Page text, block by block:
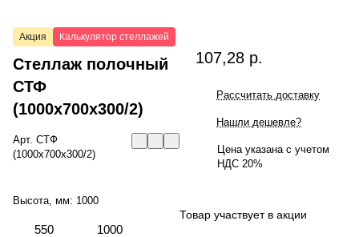
Акция Калькулятор стеллажей
Стеллаж полочный
СТФ
(1000x700x300/2)
Арт. СТФ
(1000x700x300/2)
Высота, мм: 1000
550 1000
107,28 р.
Рассчитать доставку
Нашли дешевле?
Цена указана с учетом
НДС 20%
Товар участвует в акции